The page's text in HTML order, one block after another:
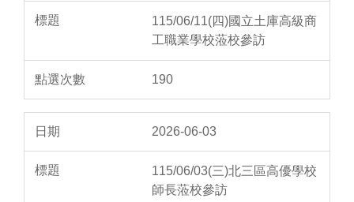
115/06/11(四)國立土庫高級商
工職業學校蒞校參訪
190
2026-06-03
115/06/03(三)北三區高優學校
師長蒞校參訪